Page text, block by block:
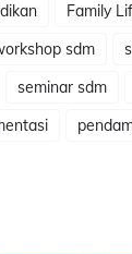
Family
sdm
seminar sdm